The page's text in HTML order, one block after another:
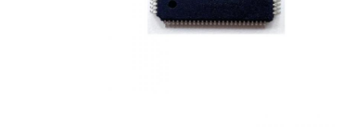
وحدة ترددات الراديو